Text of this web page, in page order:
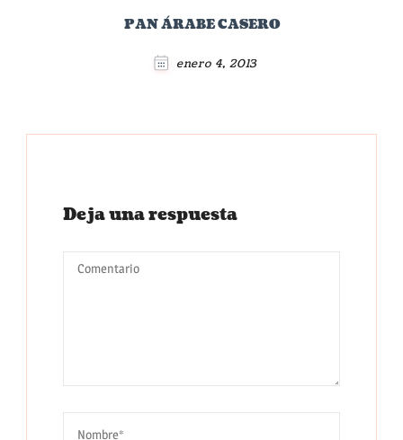
PAN ÁRABE CASERO
enero 4, 2013
Deja una respuesta